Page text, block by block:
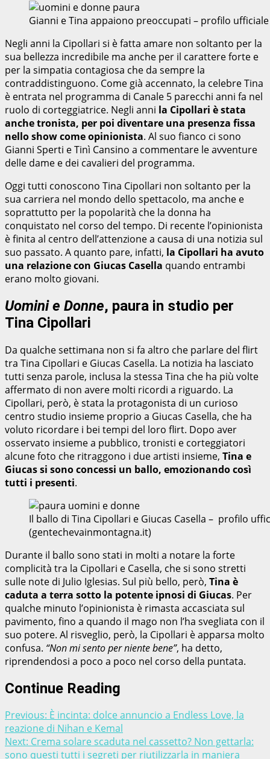
Gianni e Tina appaiono preoccupati – profilo
Negli anni la Cipollari si è fatta amare non soltanto per la
sua bellezza incredibile ma anche per il carattere forte e
per la simpatia contagiosa che da sempre la
contraddistinguono. Come già accennato, la celebre Tina
è entrata nel programma di Canale 5 parecchi anni fa nel
ruolo di corteggiatrice. Negli anni la Cipollari è stata
anche tronista, per poi diventare una presenza fissa
nello show come opinionista. Al suo fianco ci sono
Gianni Sperti e Tinì Cansino a commentare le avventure
delle dame e dei cavalieri del programma.
Oggi tutti conoscono Tina Cipollari non soltanto per la
sua carriera nel mondo dello spettacolo, ma anche e
soprattutto per la popolarità che la donna ha
conquistato nel corso del tempo. Di recente l’opinionista
è finita al centro dell’attenzione a causa di una notizia sul
suo passato. A quanto pare, infatti, la Cipollari ha avuto
una relazione con Giucas Casella quando entrambi
erano molto giovani.
Uomini e Donne, paura in studio per
Tina Cipollari
Da qualche settimana non si fa altro che parlare del flirt
tra Tina Cipollari e Giucas Casella. La notizia ha lasciato
tutti senza parole, inclusa la stessa Tina che ha più volte
affermato di non avere molti ricordi a riguardo. La
Cipollari, però, è stata la protagonista di un curioso
centro studio insieme proprio a Giucas Casella, che ha
voluto ricordare i bei tempi del loro flirt. Dopo aver
osservato insieme a pubblico, tronisti e corteggiatori
alcune foto che ritraggono i due artisti insieme, Tina e
Giucas si sono concessi un ballo, emozionando così
tutti i presenti.
Il ballo di Tina Cipollari e Giucas Casella – profilo
(gentechevainmontagna.it)
Durante il ballo sono stati in molti a notare la forte
complicità tra la Cipollari e Casella, che si sono stretti
sulle note di Julio Iglesias. Sul più bello, però, Tina è
caduta a terra sotto la potente ipnosi di Giucas. Per
qualche minuto l’opinionista è rimasta accasciata sul
pavimento, fino a quando il mago non l’ha svegliata con il
suo potere. Al risveglio, però, la Cipollari è apparsa molto
confusa. “Non mi sento per niente bene”, ha detto,
riprendendosi a poco a poco nel corso della puntata.
Continue Reading
Previous: È incinta: dolce annuncio a Endless Love, la
reazione di Nihan e Kemal
Next: Crema solare scaduta nel cassetto? Non gettarla:
sono questi tutti i segreti per riutilizzarla in maniera